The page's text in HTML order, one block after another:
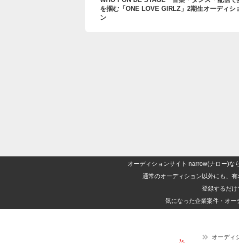
を掴む「ONE LOVE GIRLZ」2期生オーディシ
ン
オーディションサイト narrow(ナロー)な
通常のオーディション以外にも、
登録するだけ
気になった企業案件・オー
オーディ